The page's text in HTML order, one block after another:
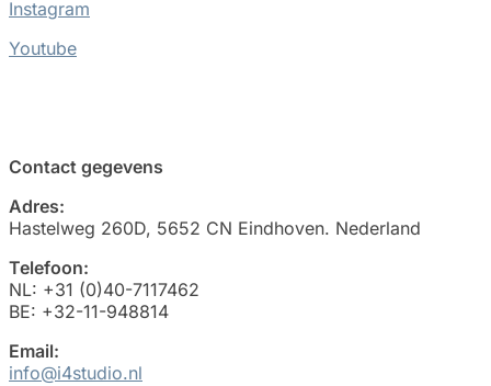
Instagram
Youtube
Contact gegevens
Adres:
Hastelweg 260D, 5652 CN Eindhoven. Nederland
Telefoon:
NL: +31 (0)40-7117462
BE: +32-11-948814
Email:
info@i4studio.nl